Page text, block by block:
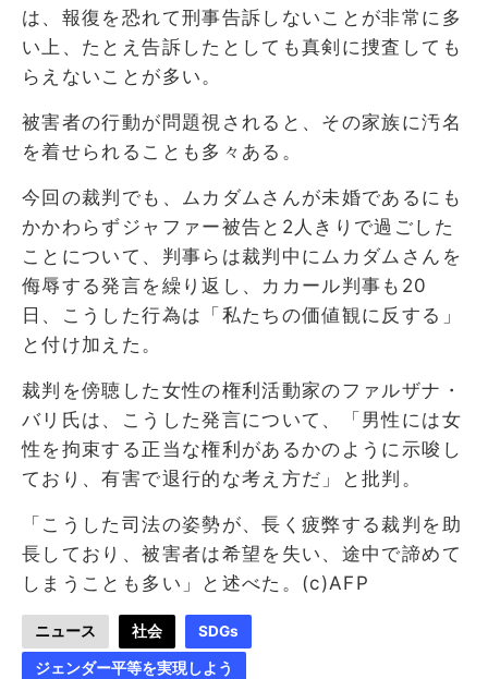
は、報復を恐れて刑事告訴しないことが非常に多
い上、たとえ告訴したとしても真剣に捜査しても
らえないことが多い。
被害者の行動が問題視されると、その家族に汚名
を着せられることも多々ある。
今回の裁判でも、ムカダムさんが未婚であるにも
かかわらずジャファー被告と2人きりで過ごした
ことについて、判事らは裁判中にムカダムさんを
侮辱する発言を繰り返し、カカール判事も20
日、こうした行為は「私たちの価値観に反する」
と付け加えた。
裁判を傍聴した女性の権利活動家のファルザナ・
バリ氏は、こうした発言について、「男性には女
性を拘束する正当な権利があるかのように示唆し
ており、有害で退行的な考え方だ」と批判。
「こうした司法の姿勢が、長く疲弊する裁判を助
長しており、被害者は希望を失い、途中で諦めて
しまうことも多い」と述べた。(c)AFP
ニュース 社会 SDGs
ジェンダー平等を実現しよう